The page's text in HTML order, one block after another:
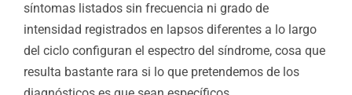
síntomas listados sin frecuencia ni grado de
intensidad registrados en lapsos diferentes a lo largo
del ciclo configuran el espectro del síndrome, cosa que
resulta bastante rara si lo que pretendemos de los